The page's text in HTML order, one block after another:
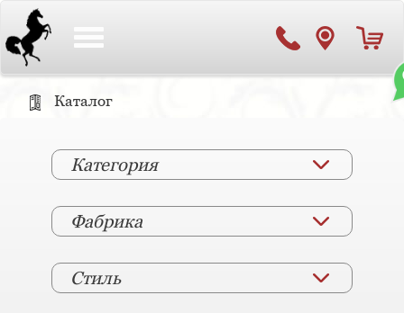
Каталог
Категория
Фабрика
Стиль